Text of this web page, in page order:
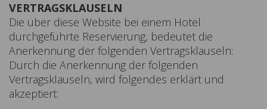
VERTRAGSKLAUSELN
Die über diese Website bei einem Hotel
durchgeführte Reservierung, bedeutet die
Anerkennung der folgenden Vertragsklauseln:
Durch die Anerkennung der folgenden
Vertragsklauseln, wird folgendes erklärt und
akzeptiert: